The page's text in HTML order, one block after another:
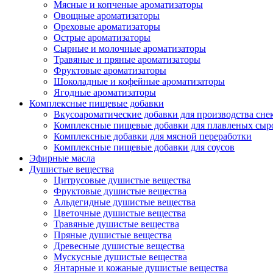
Мясные и копченые ароматизаторы
Овощные ароматизаторы
Ореховые ароматизаторы
Острые ароматизаторы
Сырные и молочные ароматизаторы
Травяные и пряные ароматизаторы
Фруктовые ароматизаторы
Шоколадные и кофейные ароматизаторы
Ягодные ароматизаторы
Комплексные пищевые добавки
Вкусоароматические добавки для производства
Комплексные пищевые добавки для плавленых
Комплексные добавки для мясной переработки
Комплексные пищевые добавки для соусов
Эфирные масла
Душистые вещества
Цитрусовые душистые вещества
Фруктовые душистые вещества
Альдегидные душистые вещества
Цветочные душистые вещества
Травяные душистые вещества
Пряные душистые вещества
Древесные душистые вещества
Мускусные душистые вещества
Янтарные и кожаные душистые вещества